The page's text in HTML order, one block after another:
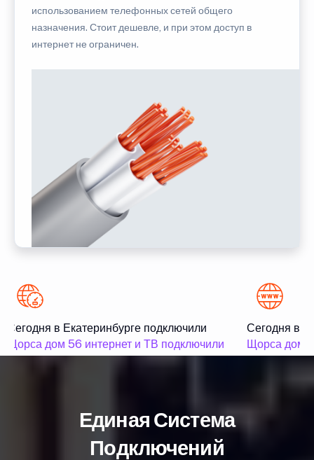
использованием телефонных сетей общего
назначения. Стоит дешевле, и при этом доступ в
интернет не ограничен.
Сегодня в Екатеринбурге подключили
Щорса дом 56 интернет и ТВ подключили
Сегодня в
Щорса дом
Единая Система
Подключений